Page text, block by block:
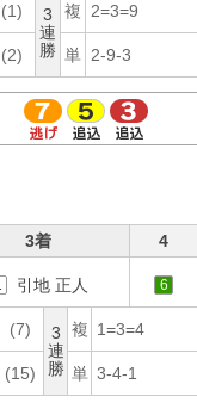
(1)
3
連
勝
複 2=3=9
(2) 単 2-9-3
3着 4
引地 正人 6
(7)
3
連
勝
複 1=3=4
(15) 単 3-4-1